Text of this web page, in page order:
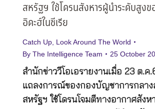
สหรัฐฯ ใช้โดรนสังหารผู้นำระดับสูง
อิดะฮ์ในซีเรีย
Catch Up Look Around The World
By The Intelligence Team 25 October
สำนักข่าววีโอเอรายงานเมื่อ 23 ต.ค
แถลงการณ์ของกองบัญชาการกลาง
สหรัฐฯ ใช้โดรนโจมตีทางอากาศสังห